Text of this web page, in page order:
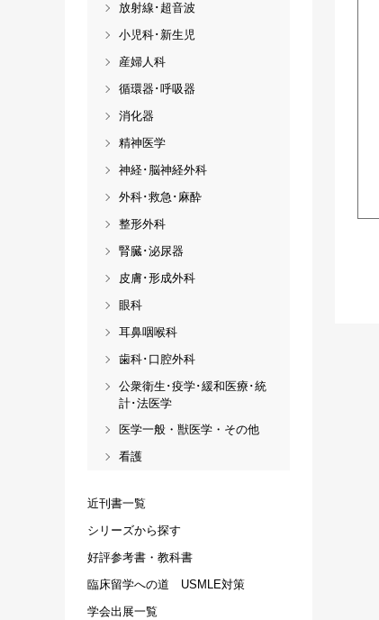
放射線･超音波
小児科･新生児
産婦人科
循環器･呼吸器
消化器
精神医学
神経･脳神経外科
外科･救急･麻酔
整形外科
腎臓･泌尿器
皮膚･形成外科
眼科
耳鼻咽喉科
歯科･口腔外科
公衆衛生･疫学･緩和医療･統
計･法医学
医学一般・獣医学・その他
看護
近刊書一覧
シリーズから探す
好評参考書・教科書
臨床留学への道 USMLE対策
学会出展一覧